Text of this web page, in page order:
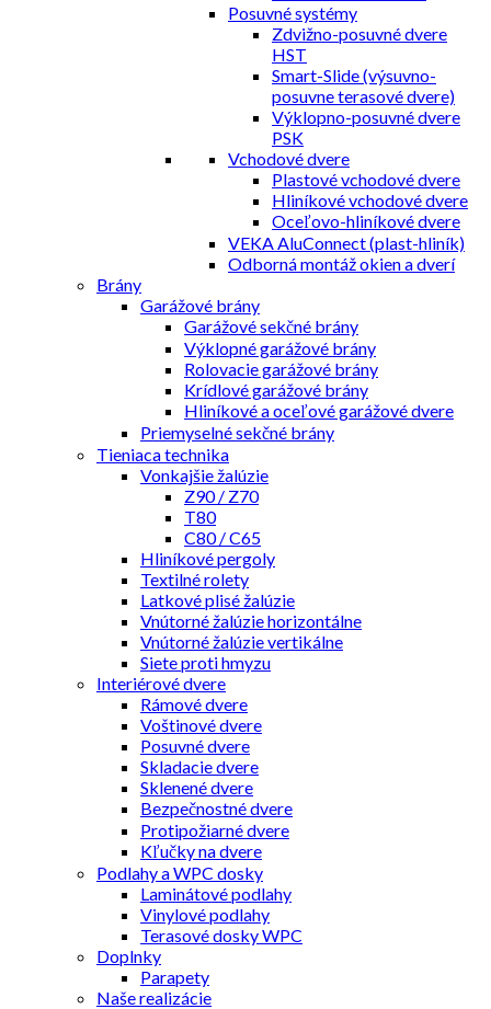
Posuvné systémy
Zdvižno-posuvné dvere
HST
Smart-Slide (výsuvno-
posuvne terasové dvere)
Výklopno-posuvné dvere
PSK
Vchodové dvere
Plastové vchodové dvere
Hliníkové vchodové dvere
Oceľovo-hliníkové dvere
VEKA AluConnect (plast-hliník)
Odborná montáž okien a dverí
Brány
Garážové brány
Garážové sekčné brány
Výklopné garážové brány
Rolovacie garážové brány
Krídlové garážové brány
Hliníkové a oceľové garážové dvere
Priemyselné sekčné brány
Tieniaca technika
Vonkajšie žalúzie
Z90 / Z70
T80
C80 / C65
Hliníkové pergoly
Textilné rolety
Latkové plisé žalúzie
Vnútorné žalúzie horizontálne
Vnútorné žalúzie vertikálne
Siete proti hmyzu
Interiérové dvere
Rámové dvere
Voštinové dvere
Posuvné dvere
Skladacie dvere
Sklenené dvere
Bezpečnostné dvere
Protipožiarné dvere
Kľučky na dvere
Podlahy a WPC dosky
Laminátové podlahy
Vinylové podlahy
Terasové dosky WPC
Doplnky
Parapety
Naše realizácie